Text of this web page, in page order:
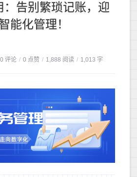
：告别繁琐记账，迎
能化管理！
0 评论 / 0 点赞 / 1,888 阅读 / 1,013 字